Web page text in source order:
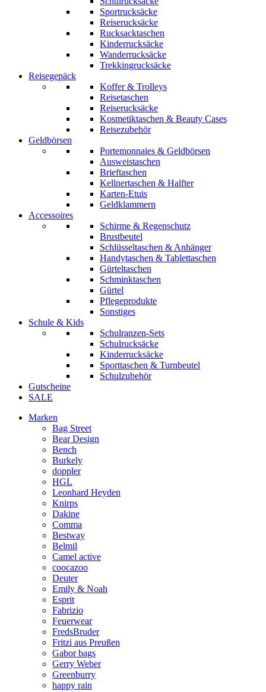
Sportrucksäcke
Reiserucksäcke
Rucksacktaschen
Kinderrucksäcke
Wanderrucksäcke
Trekkingrucksäcke
Reisegepäck
Koffer & Trolleys
Reisetaschen
Reiserucksäcke
Kosmetiktaschen & Beauty Cases
Reisezubehör
Geldbörsen
Portemonnaies & Geldbörsen
Ausweistaschen
Brieftaschen
Kellnertaschen & Halfter
Karten-Etuis
Geldklammern
Accessoires
Schirme & Regenschutz
Brustbeutel
Schlüsseltaschen & Anhänger
Handytaschen & Tablettaschen
Gürteltaschen
Schminktaschen
Gürtel
Pflegeprodukte
Sonstiges
Schule & Kids
Schulranzen-Sets
Schulrucksäcke
Kinderrucksäcke
Sporttaschen & Turnbeutel
Schulzubehör
Gutscheine
SALE
Marken
Bag Street
Bear Design
Bench
Burkely
doppler
HGL
Leonhard Heyden
Knirps
Dakine
Comma
Bestway
Belmil
Camel active
coocazoo
Deuter
Emily & Noah
Esprit
Fabrizio
Feuerwear
FredsBruder
Fritzi aus Preußen
Gabor bags
Gerry Weber
Greenburry
happy rain